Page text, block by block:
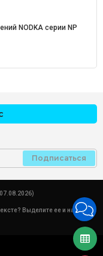
NODKA серии NP
Подписаться
Выделите ее и нажмите